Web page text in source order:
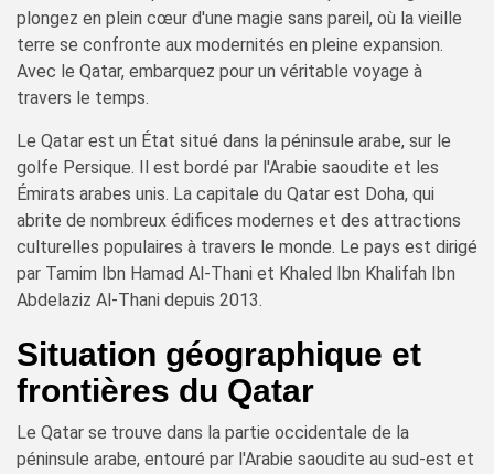
plongez en plein cœur d'une magie sans pareil, où la vieille
terre se confronte aux modernités en pleine expansion.
Avec le Qatar, embarquez pour un véritable voyage à
travers le temps.
Le Qatar est un État situé dans la péninsule arabe, sur le
golfe Persique. Il est bordé par l'Arabie saoudite et les
Émirats arabes unis. La capitale du Qatar est Doha, qui
abrite de nombreux édifices modernes et des attractions
culturelles populaires à travers le monde. Le pays est dirigé
par Tamim Ibn Hamad Al-Thani et Khaled Ibn Khalifah Ibn
Abdelaziz Al-Thani depuis 2013.
Situation géographique et
frontières du Qatar
Le Qatar se trouve dans la partie occidentale de la
péninsule arabe, entouré par l'Arabie saoudite au sud-est et